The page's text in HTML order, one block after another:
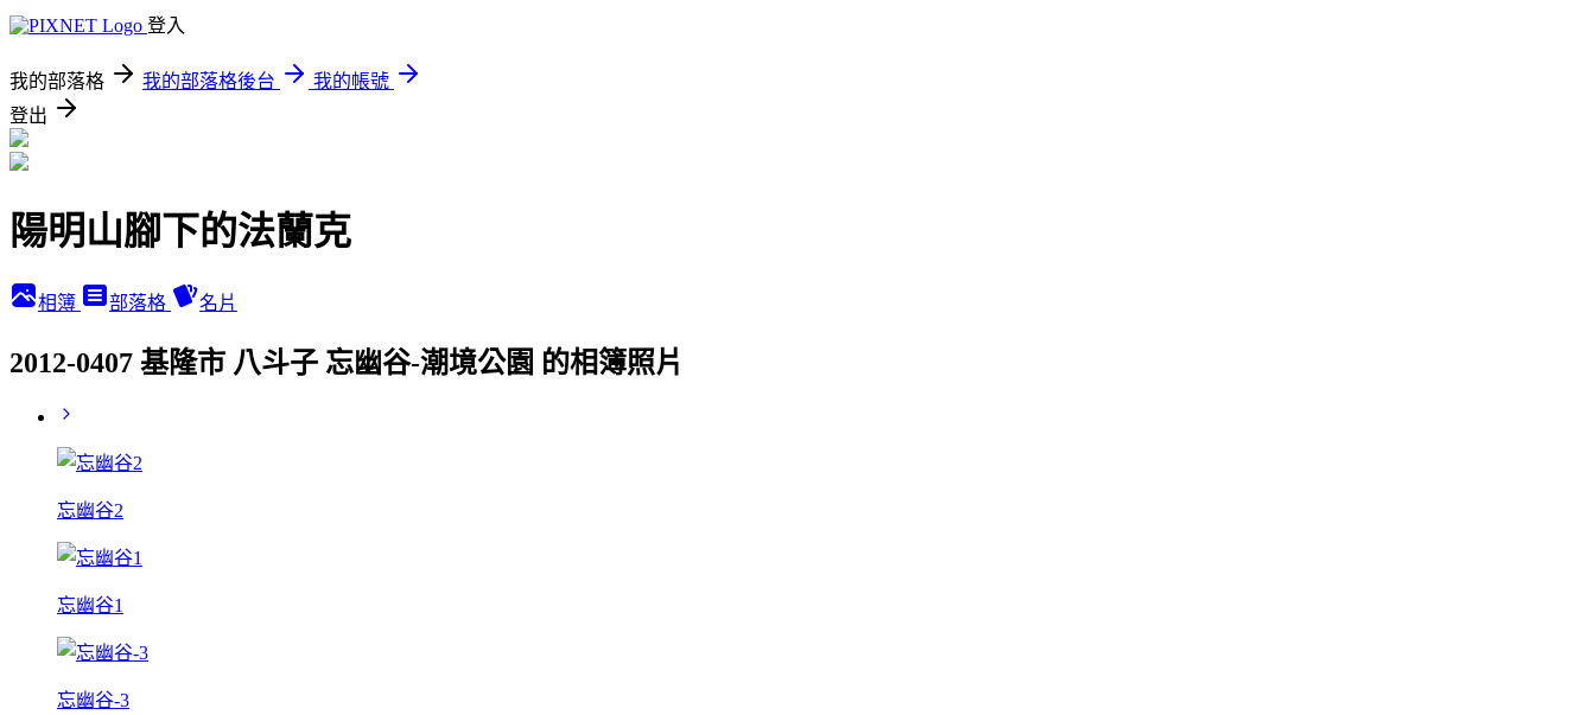
登入
我的部落格 我的部落格後台
我的帳號
登出
陽明山腳下的法蘭克
相簿 部落格 名片
2012-0407 基隆市 八斗子 忘幽谷-潮境公園 的相簿照片
忘幽谷2
忘幽谷1
忘幽谷-3